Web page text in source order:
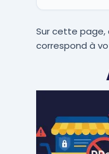
Sur cette page,
correspond à